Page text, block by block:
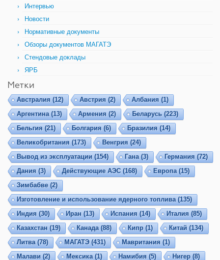
Интервью
Новости
Нормативные документы
Обзоры документов МАГАТЭ
Стендовые доклады
ЯРБ
Метки
Австралия (12) Австрия (2) Албания (1)
Аргентина(13) Армения (2) Беларусь (223)
Бельгия (21) Болгария (6) Бразилия (14)
Великобритания (173) Венгрия (24)
Вывод из эксплуатации (154) Гана(3) Германия (72)
Дания (3) Действующие АЭС(168) Европа(15)
Зимбабве (2)
Изготовление и использование ядерного топлива(135)
Индия (30) Иран (13) Испания (14) Италия (85)
Казахстан (19) Канада(88) Кипр (1) Китай (134)
Литва(78) МАГАТЭ(431) Мавритания (1)
Малави (2) Мексика(1) Намибия (5) Нигер (8)